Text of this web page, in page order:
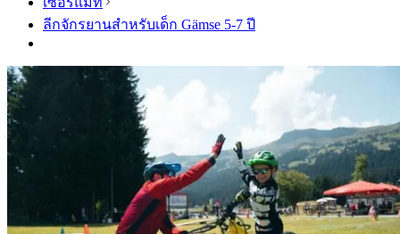
ลีกจักรยานสำหรับเด็ก Gämse 5-7 ปี